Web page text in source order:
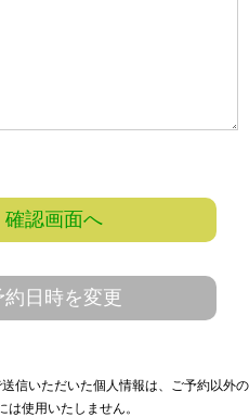
確認画面へ
約日時を変更
信いただいた個人情報は、ご予約以外の
は使用いたしません。